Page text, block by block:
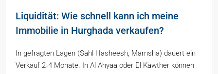
Liquidität: Wie schnell kann ich meine
Immobilie in Hurghada verkaufen?
In gefragten Lagen (Sahl Hasheesh, Mamsha) dauert ein
Verkauf 2‑4 Monate. In Al Ahyaa oder El Kawther können